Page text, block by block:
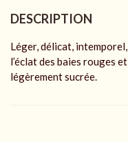
DESCRIPTION
Léger, délicat,
l’éclat des baies rouges
légèrement sucrée.